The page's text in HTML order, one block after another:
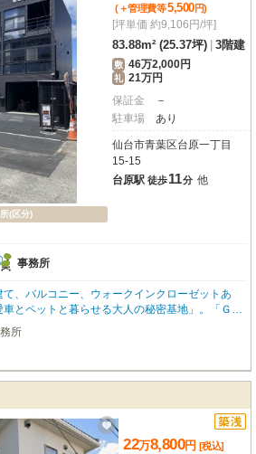
(区分)
(＋管理費等5,500円)
[坪単価 約9,106円/坪]
83.88m² (25.37坪) 3階建
敷 46万2,000円
礼 21万円
保証金
－
駐車場
あり
仙台市青葉区台原一丁目
15-15
台原駅 徒歩11分 他
事務所
、バルコニー、ウォークインクローゼットあ
とペットと暮らせる大人の秘密基地」。「ＧＬ
の仕様を採用したガレージアパート。マットな
照明で雰囲気を。ガレージで愛車や趣味のアイ
なもの。仙台で２件目の「ＧＬＢ」。ここにし
が躍ります。♪１Ｇ高機能フリーＷｉ－Ｆｉ ♪宅
メラで愛車を守ります ♪ガレージはリモコンで
他、敷地外１台駐車場あり（駐車場代は賃料
パー（ｃｏｏｐ台原店）徒歩１分 ♪残り1室にな
所
22万8,800円 [税込]